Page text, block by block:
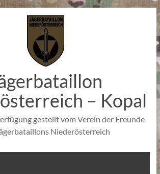
– Kopal
gestellt vom Verein der Freunde
Niederösterreich